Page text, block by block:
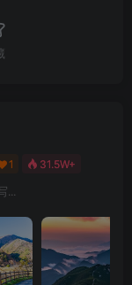
1 31.5W+
...